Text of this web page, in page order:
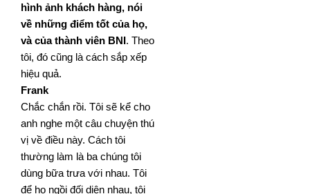
hình ảnh khách hàng, nói
về những điểm tốt của họ,
và của thành viên BNI. Theo
tôi, đó cũng là cách sắp xếp
hiệu quả.
Frank
Chắc chắn rồi. Tôi sẽ kể cho
anh nghe một câu chuyện thú
vị về điều này. Cách tôi
thường làm là ba chúng tôi
dùng bữa trưa với nhau. Tôi
để họ ngồi đối diện nhau, tôi